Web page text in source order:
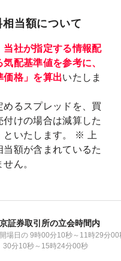
当額について
当社が指定する情報配
配基準値を参考に、
価格」を算出いたしま
めるスプレッドを、買
けの場合は減算した
といたします。 ※ 上
額が含まれているた
ん。
証券取引所の立会時間内
場日の 9時00分10秒～11時29分00
30分10秒～15時24分00秒